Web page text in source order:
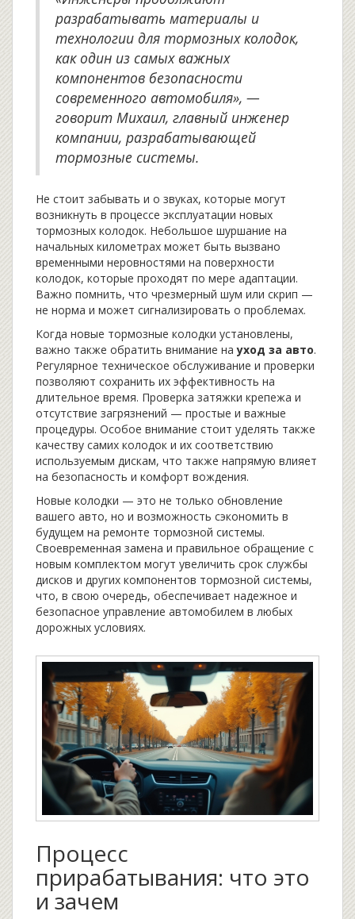
разрабатывать материалы и
технологии для тормозных колодок,
как один из самых важных
компонентов безопасности
современного автомобиля», —
говорит Михаил, главный инженер
компании, разрабатывающей
тормозные системы.
Не стоит забывать и о звуках, которые могут
возникнуть в процессе эксплуатации новых
тормозных колодок. Небольшое шуршание на
начальных километрах может быть вызвано
временными неровностями на поверхности
колодок, которые проходят по мере адаптации.
Важно помнить, что чрезмерный шум или скрип —
не норма и может сигнализировать о проблемах.
Когда новые тормозные колодки установлены,
важно также обратить внимание науход за авто.
Регулярное техническое обслуживание и проверки
позволяют сохранить их эффективность на
длительное время. Проверка затяжки крепежа и
отсутствие загрязнений — простые и важные
процедуры. Особое внимание стоит уделять также
качеству самих колодок и их соответствию
используемым дискам, что также напрямую влияет
на безопасность и комфорт вождения.
Новые колодки — это не только обновление
вашего авто, но и возможность сэкономить в
будущем на ремонте тормозной системы.
Своевременная замена и правильное обращение с
новым комплектом могут увеличить срок службы
дисков и других компонентов тормозной системы,
что, в свою очередь, обеспечивает надежное и
безопасное управление автомобилем в любых
дорожных условиях.
Процесс
прирабатывания: что это
и зачем